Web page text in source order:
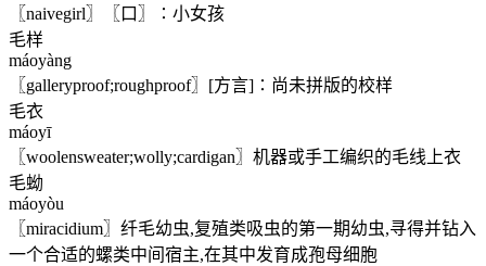
〖naivegirl〗〖口〗∶小女孩
毛样
máoyàng
〖galleryproof;roughproof〗[方言]∶尚未拼版的校样
毛衣
máoyī
〖woolensweater;wolly;cardigan〗机器或手工编织的毛线上衣
毛蚴
máoyòu
〖miracidium〗纤毛幼虫,复殖类吸虫的第一期幼虫,寻得并钻入
一个合适的螺类中间宿主,在其中发育成孢母细胞